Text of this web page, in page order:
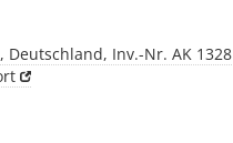
Inv.-Nr. AK 1328